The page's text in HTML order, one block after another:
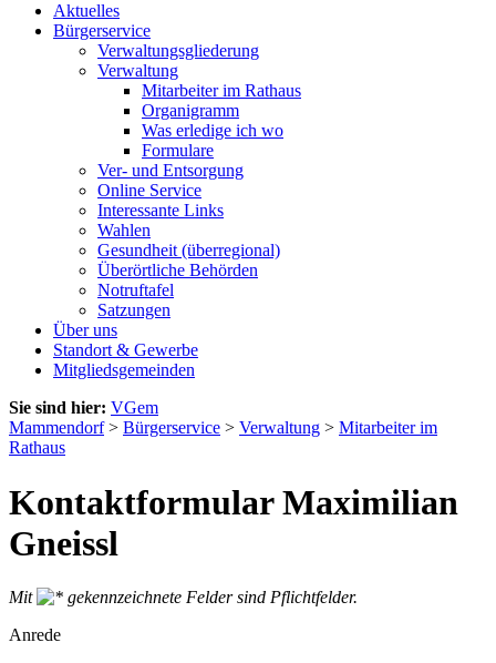
Aktuelles
Bürgerservice
Verwaltungsgliederung
Verwaltung
Mitarbeiter im Rathaus
Organigramm
Was erledige ich wo
Formulare
Ver- und Entsorgung
Online Service
Interessante Links
Wahlen
Gesundheit (überregional)
Überörtliche Behörden
Notruftafel
Satzungen
Über uns
Standort & Gewerbe
Mitgliedsgemeinden
Sie sind hier: VGem
Mammendorf> Bürgerservice > Verwaltung > Mitarbeiter im
Rathaus
Kontaktformular Maximilian
Gneissl
Mit
gekennzeichnete Felder sind Pflichtfelder.
Anrede